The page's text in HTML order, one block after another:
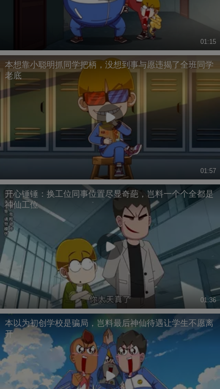
01:15
本想靠小聪明抓同学把柄，没想到事与愿违揭了全班同学
老底
01:57
开心锤锤：换工位同事位置尽显奇葩，岂料一个个全都是
神仙工位
01:36
本以为初创学校是骗局，岂料最后神仙待遇让学生不愿离
开